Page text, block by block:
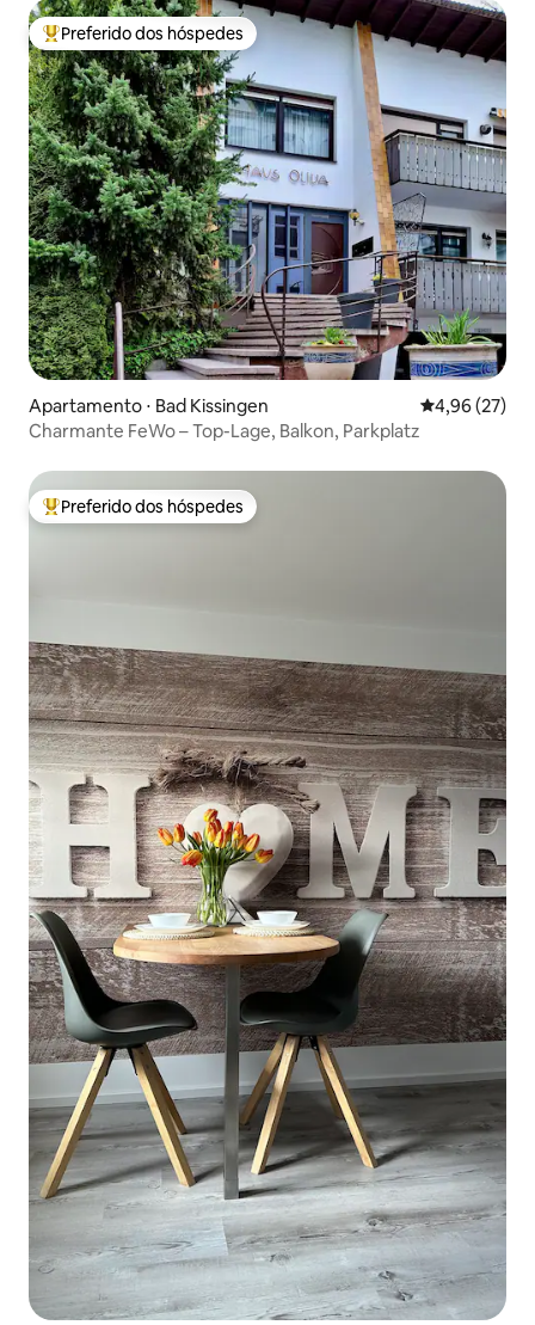
Entre os melhores preferidos dos hóspedes
Preferido dos hóspedes
Apartamento ⋅ Bad Kissingen 4,96 de uma
4,96 (27)
Charmante FeWo – Top-Lage, Balkon, Parkplatz
Entre os melhores preferidos dos hóspedes
Preferido dos hóspedes